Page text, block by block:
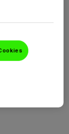
ENITEN